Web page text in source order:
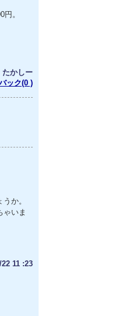
。
たかしー
ック(0 )
か。
ゃいま
11 :23